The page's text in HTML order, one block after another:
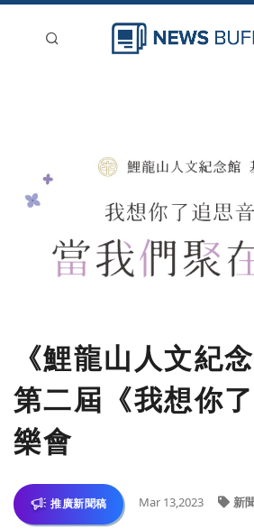
《鯉龍山人文紀
第二屆《我想你
樂會
推廣新聞稿 Mar 13,2023 新